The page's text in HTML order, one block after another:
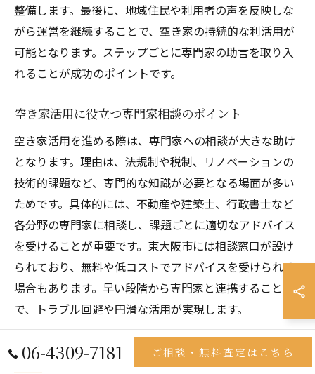
整備します。最後に、地域住民や利用者の声を反映しな
がら運営を継続することで、空き家の持続的な利活用が
可能となります。ステップごとに専門家の助言を取り入
れることが成功のポイントです。
空き家活用に役立つ専門家相談のポイント
空き家活用を進める際は、専門家への相談が大きな助け
となります。理由は、法規制や税制、リノベーションの
技術的課題など、専門的な知識が必要となる場面が多い
ためです。具体的には、不動産や建築士、行政書士など
各分野の専門家に相談し、課題ごとに適切なアドバイス
を受けることが重要です。東大阪市には相談窓口が設け
られており、無料や低コストでアドバイスを受けられる
場合もあります。早い段階から専門家と連携すること
で、トラブル回避や円滑な活用が実現します。
06-4309-7181 ご相談・無料査定はこちら